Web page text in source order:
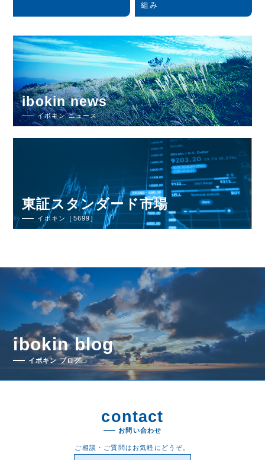
組み
ibokin news
イボキン ニュース
東証スタンダード市場
イボキン［5699］
ibokin blog
イボキン ブログ
contact
お問い合わせ
ご相談・ご質問はお気軽にどうぞ。